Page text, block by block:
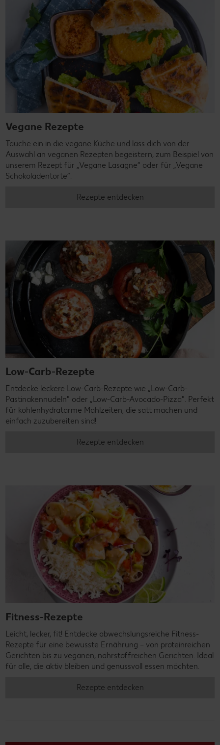
Vegane Rezepte
Tauche ein in die vegane Küche und lass dich von der
Auswahl an veganen Rezepten begeistern, zum Beispiel von
unserem Rezept für „Vegane Lasagne“ oder für „Vegane
Schokoladentorte“.
Rezepte entdecken
Low-Carb-Rezepte
Entdecke leckere Low-Carb-Rezepte wie „Low-Carb-
Pastinakennudeln" oder „Low-Carb-Avocado-Pizza". Perfekt
für kohlenhydratarme Mahlzeiten, die satt machen und
einfach zuzubereiten sind!
Rezepte entdecken
Fitness-Rezepte
Leicht, lecker, fit! Entdecke abwechslungsreiche Fitness-
Rezepte für eine bewusste Ernährung – von proteinreichen
Gerichten bis zu veganen, nährstoffreichen Gerichten. Ideal
für alle, die aktiv bleiben und genussvoll essen möchten.
Rezepte entdecken